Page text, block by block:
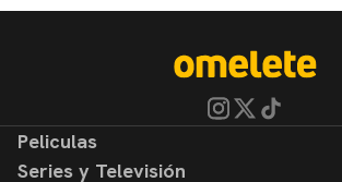
Peliculas
Series y Televisión